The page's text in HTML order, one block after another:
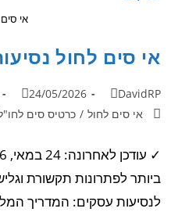
אי
אי סים לחול
DavidRP
24/05/2026
אי סים לחול / כרטיס סים
לנסיעות עסקים: המדריך